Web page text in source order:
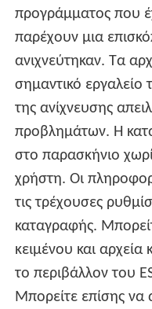
προγράμματος που
παρέχουν μια
ανιχνεύτηκαν. Τα
σημαντικό
της ανίχνευσης
προβλημάτων. Η
στο παρασκήνιο
χρήστη. Οι
τις τρέχουσες
καταγραφής.
κειμένου και
το περιβάλλον του
Μπορείτε επίσης να